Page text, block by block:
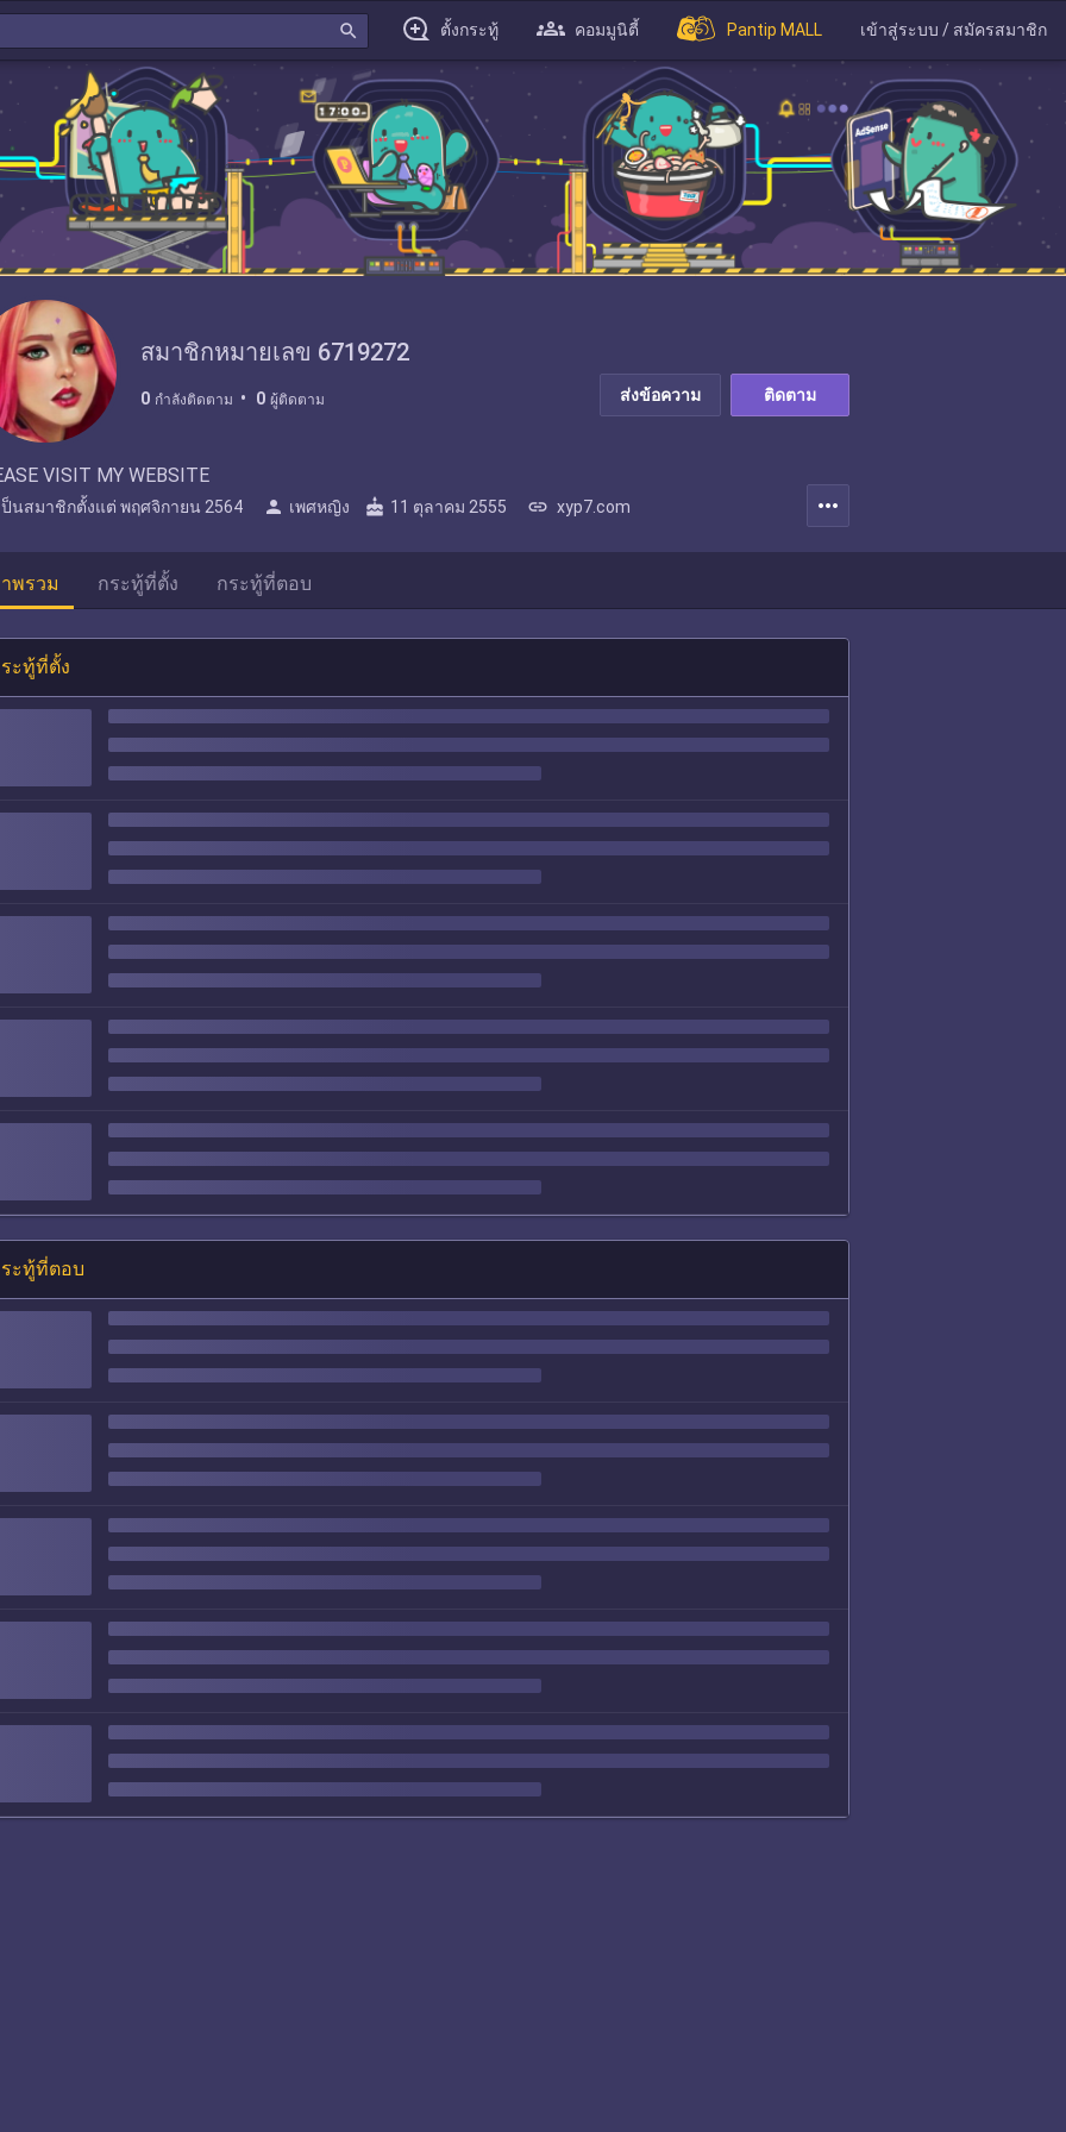
search ตั้งกระทู้ คอมมูนิตี้ Pantip MALL เข้าสู่ระบบ / สมัครสมาชิก
สมาชิกหมายเลข 6719272
0 กำลังติดตาม 0 ผู้ติดตาม ส่งข้อความ ติดตาม
VISIT MY WEBSITE
ป็นสมาชิกตั้งแต่ พฤศจิกายน 2564 person เพศหญิง cake 11 ตุลาคม 2555 link xyp7.com more_horiz
พรวม กระทู้ที่ตั้ง กระทู้ที่ตอบ
ะทู้ที่ตั้ง
ะทู้ที่ตอบ